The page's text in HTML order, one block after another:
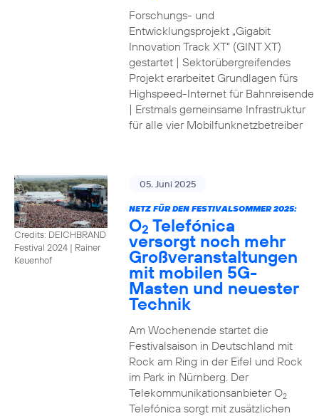
Forschungs- und
Entwicklungsprojekt „Gigabit
Innovation Track XT“ (GINT XT)
gestartet | Sektorübergreifendes
Projekt erarbeitet Grundlagen fürs
Highspeed-Internet für Bahnreisende
| Erstmals gemeinsame Infrastruktur
für alle vier Mobilfunknetzbetreiber
Credits: DEICHBRAND
Festival 2024 | Rainer
Keuenhof
05. Juni 2025
NETZ FÜR DEN FESTIVALSOMMER 2025:
O2 Telefónica
versorgt noch mehr
Großveranstaltungen
mit mobilen 5G-
Masten und neuester
Technik
Am Wochenende startet die
Festivalsaison in Deutschland mit
Rock am Ring in der Eifel und Rock
im Park in Nürnberg. Der
Telekommunikationsanbieter O2
Telefónica sorgt mit zusätzlichen